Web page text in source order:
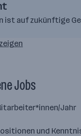
ist auf zukünftige
Jobs
Jahr
und